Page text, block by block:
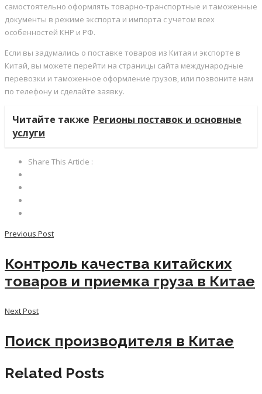
самостоятельно оформлять товарно-транспортные и таможенные
документы в режиме экспорта и импорта с учетом всех
особенностей КНР и РФ.
Если вы задумались о поставке товаров из Китая и экспорте в
Китай, вы можете перейти на страницы сайта международные
перевозки и таможенное оформление грузов, или позвоните нам
по телефону и сделайте заявку.
Читайте также Регионы поставок и основные
услуги
Share This Article :
Previous Post
Контроль качества китайских
товаров и приемка груза в Китае
Next Post
Поиск производителя в Китае
Related Posts